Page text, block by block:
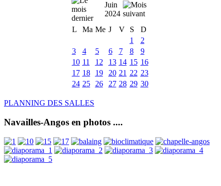
Juin
2024
L
Ma Me J V S
D
1
2
3
4 5 6 7 8
9
10 11 12 13 14 15 16
17 18 19 20 21 22 23
24 25 26 27 28 29 30
PLANNING DES SALLES
Navailles-Angos en photos ....